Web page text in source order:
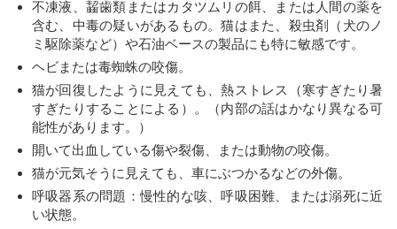
不凍液、齧歯類またはカタツムリの餌、または人間の薬を
含む、中毒の疑いがあるもの。猫はまた、殺虫剤（犬のノ
ミ駆除薬など）や石油ベースの製品にも特に敏感です。
ヘビまたは毒蜘蛛の咬傷。
猫が回復したように見えても、熱ストレス（寒すぎたり暑
すぎたりすることによる）。（内部の話はかなり異なる可
能性があります。）
開いて出血している傷や裂傷、または動物の咬傷。
猫が元気そうに見えても、車にぶつかるなどの外傷。
呼吸器系の問題：慢性的な咳、呼吸困難、または溺死に近
い状態。